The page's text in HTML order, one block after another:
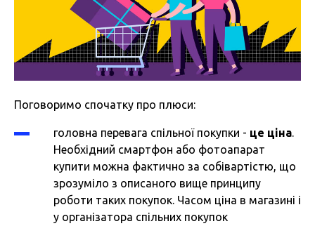
Поговоримо спочатку про плюси:
головна перевага спільної покупки - це ціна.
Необхідний смартфон або фотоапарат
купити можна фактично за собівартістю, що
зрозуміло з описаного вище принципу
роботи таких покупок. Часом ціна в магазині і
у організатора спільних покупок